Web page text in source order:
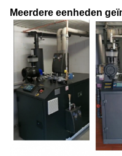
Meerdere eenheden